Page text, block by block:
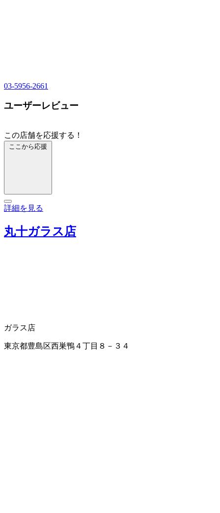
03-5956-2661
ユーザーレビュー
この店舗を応援する！
ここから応援
詳細を見る
丸十ガラス店
ガラス店
東京都豊島区西巣鴨４丁目８－３４